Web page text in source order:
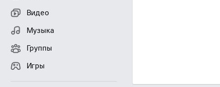
Видео
Музыка
Группы
Игры